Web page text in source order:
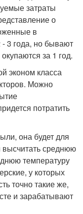
затраты
о
в
3 года, но бывают
за 1 год.
эконом класса
Можно
потратить
она будет для
высчитать среднюю
температуру
у которых
точно такие же,
и зарабатывают